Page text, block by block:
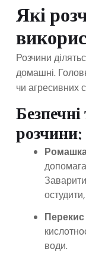
Які
Розчини
домашні.
чи агресивних
розчини:
води.